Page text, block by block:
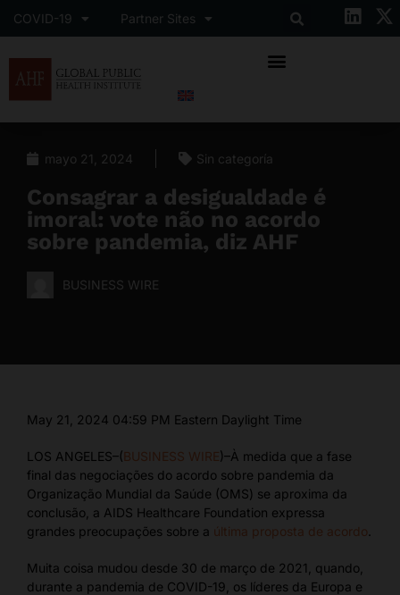
COVID-19 Partner Sites
mayo 21, 2024 Sin categoría
Consagrar a desigualdade é
imoral: vote não no acordo
sobre pandemia, diz AHF
BUSINESS WIRE
May 21, 2024 04:59 PM Eastern Daylight Time
LOS ANGELES–(BUSINESS WIRE)–À medida que a fase
final das negociações do acordo sobre pandemia da
Organização Mundial da Saúde (OMS) se aproxima da
conclusão, a AIDS Healthcare Foundation expressa
grandes preocupações sobre a última proposta de acordo
Muita coisa mudou desde 30 de março de 2021, quando,
durante a pandemia de COVID-19, os líderes da Europa e